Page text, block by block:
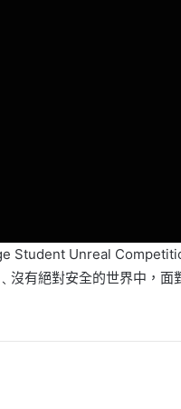
Student Unreal
沒有絕對安全的世界中，面